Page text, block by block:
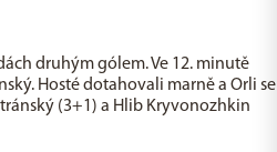
druhým gólem. Ve 12. minutě
Hosté dotahovali marně a Orli se
(3+1) a Hlib Kryvonozhkin